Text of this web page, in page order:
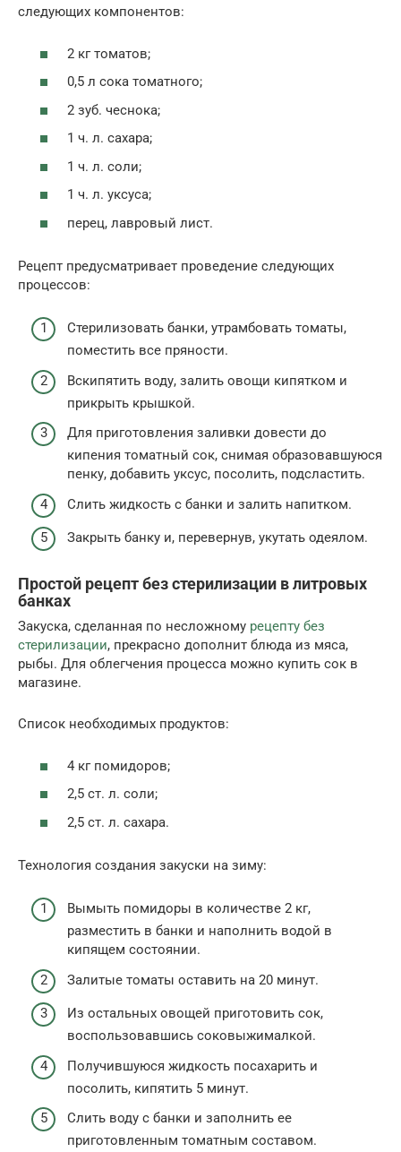
следующих компонентов:
2 кг томатов;
0,5 л сока томатного;
2 зуб. чеснока;
1 ч. л. сахара;
1 ч. л. соли;
1 ч. л. уксуса;
перец, лавровый лист.
Рецепт предусматривает проведение следующих
процессов:
Стерилизовать банки, утрамбовать томаты,
поместить все пряности.
Вскипятить воду, залить овощи кипятком и
прикрыть крышкой.
Для приготовления заливки довести до
кипения томатный сок, снимая образовавшуюся
пенку, добавить уксус, посолить, подсластить.
Слить жидкость с банки и залить напитком.
Закрыть банку и, перевернув, укутать одеялом.
Простой рецепт без стерилизации в литровых
банках
Закуска, сделанная по несложному рецепту без
стерилизации, прекрасно дополнит блюда из мяса,
рыбы. Для облегчения процесса можно купить сок в
магазине.
Список необходимых продуктов:
4 кг помидоров;
2,5 ст. л. соли;
2,5 ст. л. сахара.
Технология создания закуски на зиму:
Вымыть помидоры в количестве 2 кг,
разместить в банки и наполнить водой в
кипящем состоянии.
Залитые томаты оставить на 20 минут.
Из остальных овощей приготовить сок,
воспользовавшись соковыжималкой.
Получившуюся жидкость посахарить и
посолить, кипятить 5 минут.
Слить воду с банки и заполнить ее
приготовленным томатным составом.